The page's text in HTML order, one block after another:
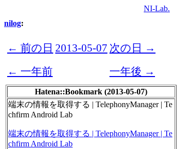
NI-Lab.
nilog:
← 前の日 2013-05-07 次の日 →
← 一年前
一年後 →
Hatena::Bookmark (2013-05-07)
端末の情報を取得する | TelephonyManager | Te
chfirm Android Lab
端末の情報を取得する | TelephonyManager | Te
chfirm Android Lab